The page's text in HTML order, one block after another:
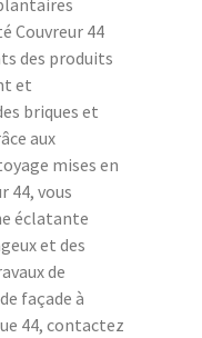
Couvreur 44
des produits
et
briques et
aux
mises en
44, vous
éclatante
et des
de
façade à
44, contactez